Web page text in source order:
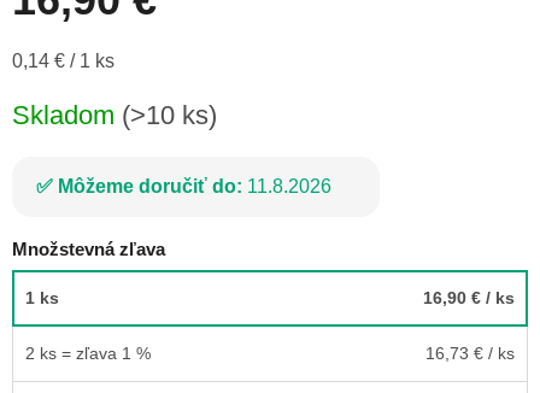
Jednotková
0,14 € / 1 ks
Skladom (>10 ks)
Môžeme doručiť do: 11.8.2026
Množstevná zľava
1 ks 16,90 € / ks
2 ks = zľava 1 % 16,73 € / ks